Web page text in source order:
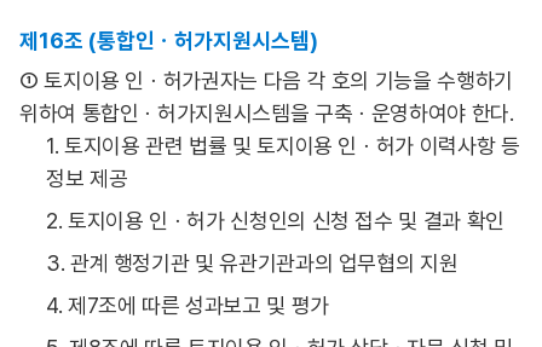
제16조 (통합인ㆍ허가지원시스템)
① 토지이용 인ㆍ허가권자는 다음 각 호의 기능을 수행하기
위하여 통합인ㆍ허가지원시스템을 구축ㆍ운영하여야 한다.
1. 토지이용 관련 법률 및 토지이용 인ㆍ허가 이력사항 등
정보 제공
2. 토지이용 인ㆍ허가 신청인의 신청 접수 및 결과 확인
3. 관계 행정기관 및 유관기관과의 업무협의 지원
4. 제7조에 따른 성과보고 및 평가